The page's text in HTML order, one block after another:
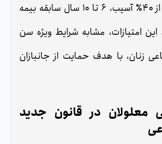
سال و جانبازان با بیش از 40٪ آسیب، 6 تا 10 سال سابقه بیمه
امتیازات، مشابه شرایط ویژه سن
زنان، با هدف حمایت از جانبازان
معلولان در قانون جدید